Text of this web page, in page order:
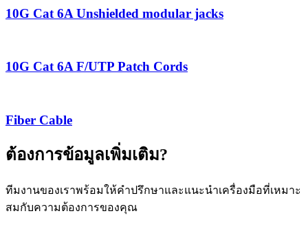
10G Cat 6A Unshielded modular jacks
10G Cat 6A F/UTP Patch Cords
Fiber Cable
ต้องการข้อมูลเพิ่มเติม?
ทีมงานของเราพร้อมให้คำปรึกษาและแนะนำเครื่องมือที่เหมาะ
สมกับความต้องการของคุณ